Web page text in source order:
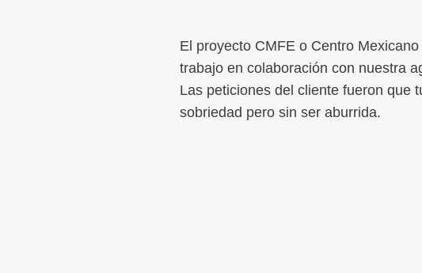
El proyecto CMFE o Centro
trabajo en colaboración con nuestra
Las peticiones del cliente fueron que
sobriedad pero sin ser aburrida.